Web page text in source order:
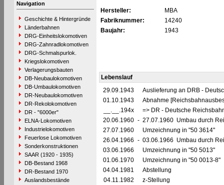
Navigation
Geschichte & Hintergründe
Länderbahnen
DRG-Einheitslokomotiven
DRG-Zahnradlokomotiven
DRG-Schmalspurlok.
Kriegslokomotiven
Verlagerungsbauten
DB-Neubaulokomotiven
DB-Umbaulokomotiven
DR-Neubaulokomotiven
DR-Rekolokomotiven
DR - "6000er"
ELNA-Lokomotiven
Industrielokomotiven
Feuerlose Lokomotiven
Sonderkonstruktionen
SAAR (1920 - 1935)
DB-Bestand 1968
DR-Bestand 1970
Auslandsbestände
Hersteller:
MBA
Fabriknummer:
14240
Baujahr:
1943
Lebenslauf
29.09.1943
Auslieferung an DRB -
01.10.1943
Abnahme
__.__.194x
=> DR - Deutsche
20.06.1960 - 27.07.1960 Umbau durch
27.07.1960
Umzeichnung in "50 3614"
26.04.1966 - 03.06.1966 Umbau durch
03.06.1966
Umzeichnung in "50 5013"
01.06.1970
Umzeichnung in "50 0013-8"
04.04.1981
Abstellung
04.11.1982
z-Stellung